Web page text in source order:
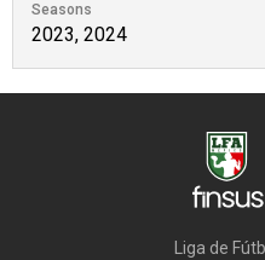
Seasons
2023, 2024
Liga de